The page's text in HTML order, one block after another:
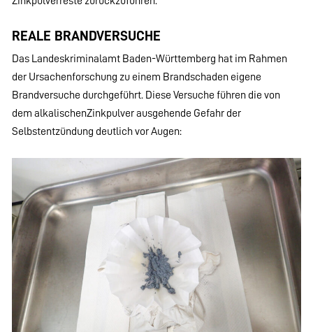
REALE BRANDVERSUCHE
Das Landeskriminalamt Baden-Württemberg hat im Rahmen
der Ursachenforschung zu einem Brandschaden eigene
Brandversuche durchgeführt. Diese Versuche führen die von
dem alkalischenZinkpulver ausgehende Gefahr der
Selbstentzündung deutlich vor Augen: